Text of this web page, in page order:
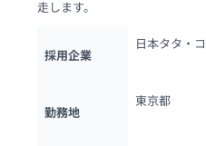
走します。
採用企業
日本タタ・
勤務地
東京都